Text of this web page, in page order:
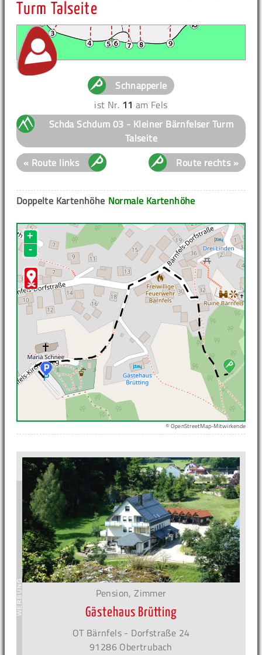
Turm Talseite
Schnapperle
ist Nr. 11 am Fels
Schda Schdum 03 - Kleiner Bärnfelser Turm
Talseite
« Route links
Route rechts »
Normale Kartenhöhe
Doppelte Kartenhöhe
+
-
© OpenStreetMap-Mitwirkende
Pension, Zimmer
Gästehaus Brütting
OT Bärnfels - Dorfstraße 24
91286 Obertrubach